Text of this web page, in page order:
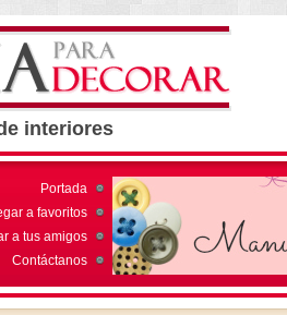
interiores
Portada
a favoritos
a tus amigos
Contáctanos